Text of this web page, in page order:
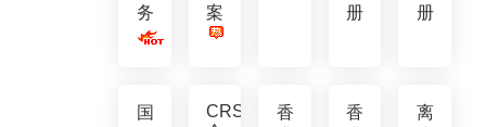
务
案
册
册
国
CRS
香
香
离